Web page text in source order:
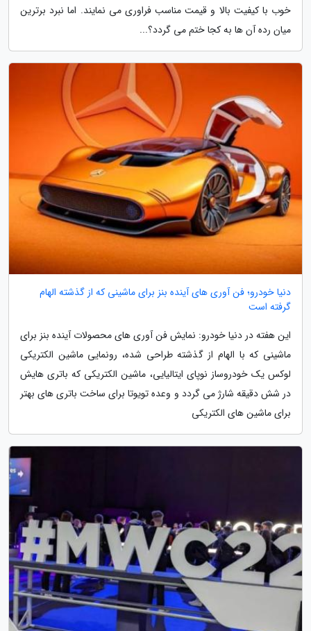
خوب با کیفیت بالا و قیمت مناسب فراوری می نمایند. اما نبرد برترین
میان رده آن ها به کجا ختم می گردد؟...
دنیا خودرو؛ فن آوری های آینده بنز برای ماشینی که از گذشته الهام
گرفته است
این هفته در دنیا خودرو: نمایش فن آوری های محصولات آینده بنز برای
ماشینی که با الهام از گذشته طراحی شده، رونمایی ماشین الکتریکی
لوکس یک خودروساز نوپای ایتالیایی، ماشین الکتریکی که باتری هایش
در شش دقیقه شارژ می گردد و وعده تویوتا برای ساخت باتری های بهتر
برای ماشین های الکتریکی